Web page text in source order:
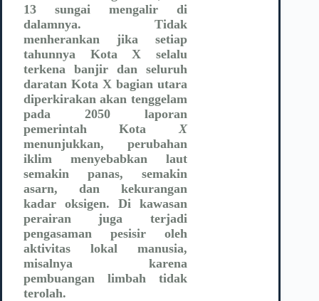
13 sungai mengalir di
dalamnya. Tidak
menherankan jika setiap
tahunnya Kota X selalu
terkena banjir dan seluruh
daratan Kota X bagian utara
diperkirakan akan tenggelam
pada 2050 laporan
pemerintah KotaX
menunjukkan, perubahan
iklim menyebabkan laut
semakin panas, semakin
asarn, dan kekurangan
kadar oksigen. Di kawasan
perairan juga terjadi
pengasaman pesisir oleh
aktivitas lokal manusia,
misalnya karena
pembuangan limbah tidak
terolah.